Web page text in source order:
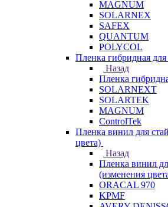
MAGNUM
SOLARNEX
SAFEX
QUANTUM
POLYCOL
Пленка гибридная
Назад
Пленка
SOLARNEXT
SOLARTEK
MAGNUM
ControlTek
Пленка винил для
цвета)
Назад
Пленка винил
(изменения
ORACAL 970
KPMF